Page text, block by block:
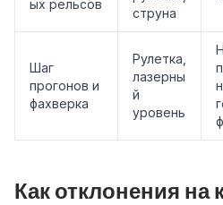
ых рельсов
струна
Шаг
прогонов и
фахверка
Рулетка,
лазерны
й
уровень
Как отклонения на